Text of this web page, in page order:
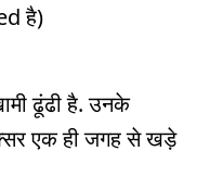
है)
ढूंढी है. उनके
एक ही जगह से खड़े